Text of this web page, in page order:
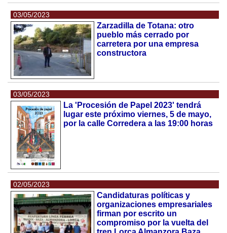
03/05/2023
Zarzadilla de Totana: otro
pueblo más cerrado por
carretera por una empresa
constructora
03/05/2023
La 'Procesión de Papel 2023' tendrá
lugar este próximo viernes, 5 de mayo,
por la calle Corredera a las 19:00 horas
02/05/2023
Candidaturas políticas y
organizaciones empresariales
firman por escrito un
compromiso por la vuelta del